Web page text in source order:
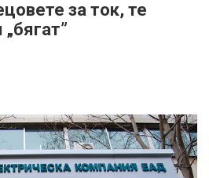
за ток, те